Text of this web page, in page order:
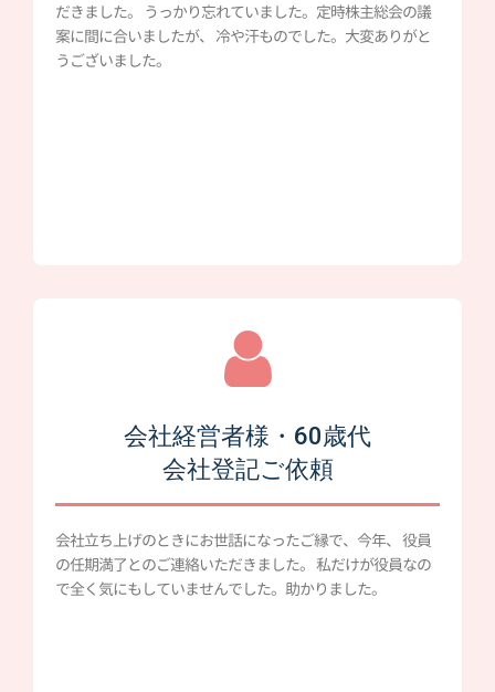
だきました。 うっかり忘れていました。定時株主総会の議
案に間に合いましたが、 冷や汗ものでした。大変ありがと
うございました。
会社経営者様・60歳代
会社登記ご依頼
会社立ち上げのときにお世話になったご縁で、今年、 役員
の任期満了とのご連絡いただきました。 私だけが役員なの
で全く気にもしていませんでした。助かりました。